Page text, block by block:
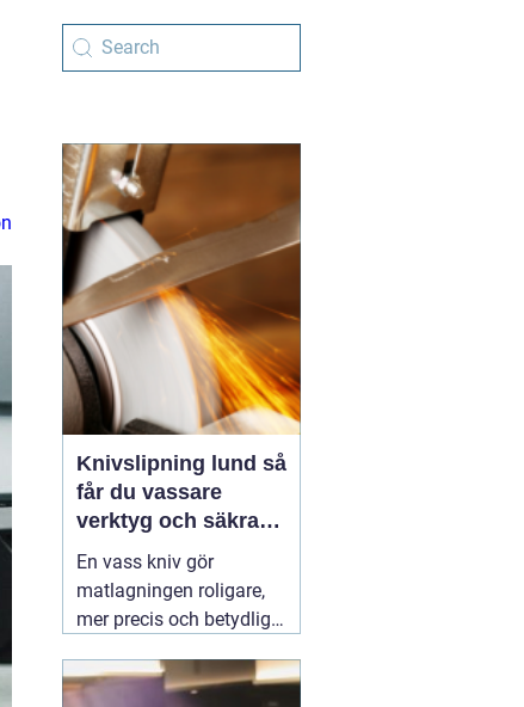
Knivslipning lund så
får du vassare
verktyg och säkrare
vardag
En vass kniv gör
matlagningen roligare,
mer precis och betydligt
gäller för saxar,